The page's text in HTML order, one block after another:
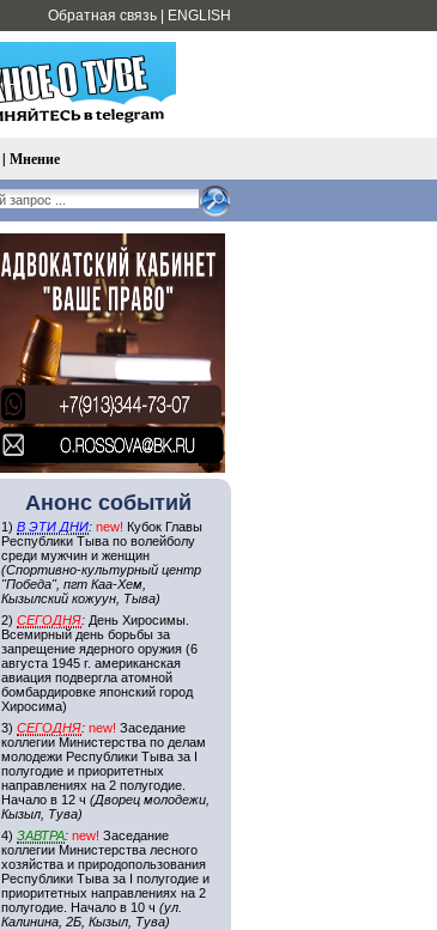
Обратная связь ENGLISH
| Мнение
Анонс событий
1) В ЭТИ ДНИ: new! Кубок Главы
Республики Тыва по волейболу
среди мужчин и женщин
(Спортивно-культурный центр
"Победа", пгт Каа-Хем,
Кызылский кожуун, Тыва)
2) СЕГОДНЯ: День Хиросимы.
Всемирный день борьбы за
запрещение ядерного оружия (6
августа 1945 г. американская
авиация подвергла атомной
бомбардировке японский город
Хиросима)
3) СЕГОДНЯ: new! Заседание
коллегии Министерства по делам
молодежи Республики Тыва за I
полугодие и приоритетных
направлениях на 2 полугодие.
Начало в 12 ч (Дворец молодежи,
Кызыл, Тува)
4) ЗАВТРА: new! Заседание
коллегии Министерства лесного
хозяйства и природопользования
Республики Тыва за I полугодие и
приоритетных направлениях на 2
полугодие. Начало в 10 ч (ул.
Калинина, 2Б, Кызыл, Тува)